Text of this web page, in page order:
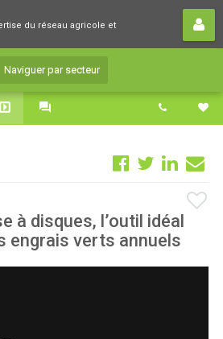
du réseau agricole et
du réseau agricole et
Naviguer par secteur
à disques, l’outil idéal
engrais verts annuels